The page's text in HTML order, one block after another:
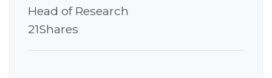
Head of Research
21Shares